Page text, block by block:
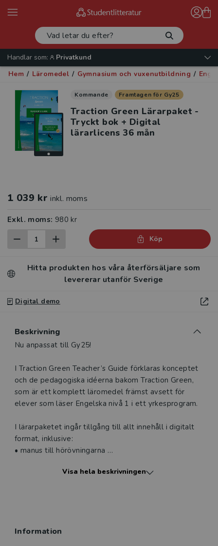
Handlar som:
Privatkund
Hem / Läromedel / Gymnasium och vuxenutbildning /
Kommande Framtagen för Gy25
Traction Green Lärarpaket -
Tryckt bok + Digital
lärarlicens 36 mån
1 039 kr inkl. moms
Exkl. moms: 980 kr
Köp
Hitta produkten hos våra återförsäljare som
levererar utanför Sverige
Digital demo
Beskrivning
Beskrivning
Nu anpassat till Gy25!
I Traction Green Teacher’s Guide förklaras konceptet
och de pedagogiska idéerna bakom Traction Green,
som är ett komplett läromedel främst avsett för
elever som läser Engelska nivå 1 i ett yrkesprogram.
I lärarpaketet ingår tillgång till allt innehåll i digitalt
format, inklusive:
• manus till hörövningarna
• färdighetsprov, som ger eleverna möjlighet att
Hela innehållet i den tryckta lärarhandledningen finns
Visa hela beskrivningen
Information